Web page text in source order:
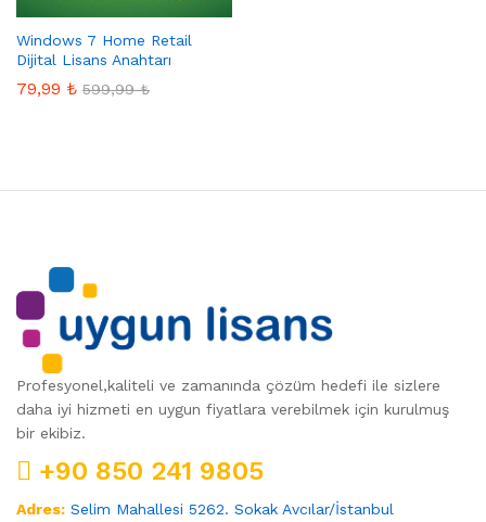
Windows 7 Home Retail
Dijital Lisans Anahtarı
79,99 ₺ 599,99₺
Profesyonel,kaliteli ve zamanında çözüm hedefi ile sizlere
daha iyi hizmeti en uygun fiyatlara verebilmek için kurulmuş
bir ekibiz.
+90 850 241 9805
Adres: Selim Mahallesi 5262. Sokak Avcılar/İstanbul